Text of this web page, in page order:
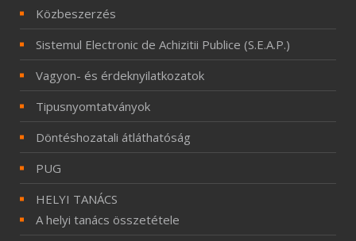
Közbeszerzés
Sistemul Electronic de Achizitii Publice (S.E.A.P.)
Vagyon- és érdeknyilatkozatok
Tipusnyomtatványok
Döntéshozatali átláthatóság
PUG
HELYI TANÁCS
A helyi tanács összetétele